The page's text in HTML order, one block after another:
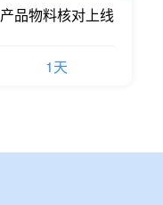
产品物料核对上线
1天